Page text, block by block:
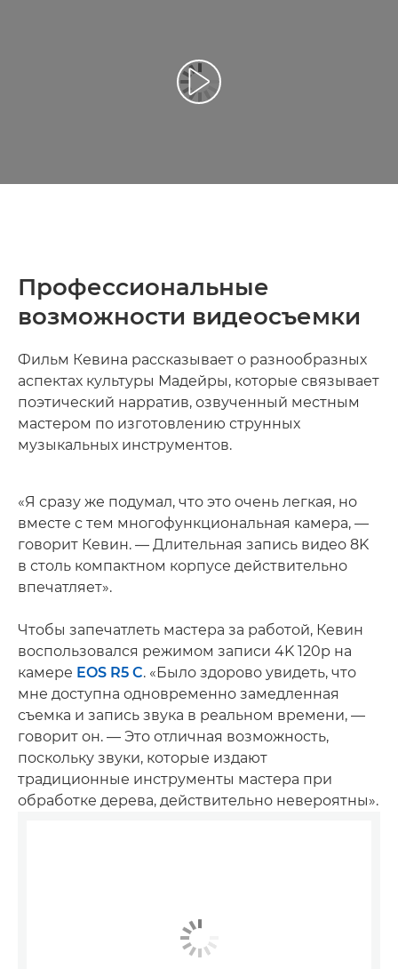
Воспроизведение видео
Профессиональные
возможности видеосъемки
Фильм Кевина рассказывает о разнообразных
аспектах культуры Мадейры, которые связывает
поэтический нарратив, озвученный местным
мастером по изготовлению струнных
музыкальных инструментов.
«Я сразу же подумал, что это очень легкая, но
вместе с тем многофункциональная камера, —
говорит Кевин. — Длительная запись видео 8K
в столь компактном корпусе действительно
впечатляет».
Чтобы запечатлеть мастера за работой, Кевин
воспользовался режимом записи 4K 120p на
камере EOS R5 C. «Было здорово увидеть, что
мне доступна одновременно замедленная
съемка и запись звука в реальном времени, —
говорит он. — Это отличная возможность,
поскольку звуки, которые издают
традиционные инструменты мастера при
обработке дерева, действительно невероятны».